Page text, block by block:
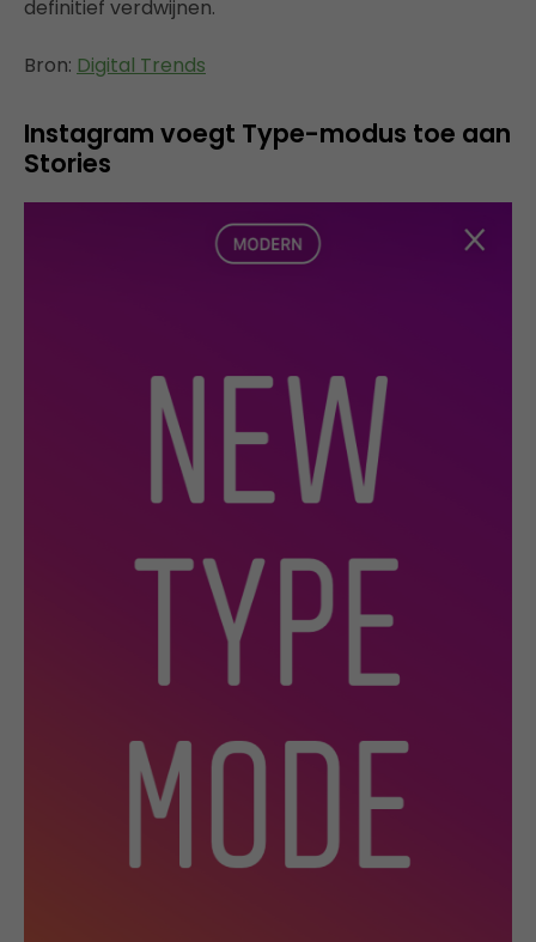
definitief verdwijnen.
Bron: Digital Trends
Instagram voegt Type-modus toe aan
Stories